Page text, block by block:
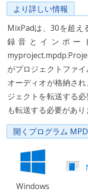
より詳しい情報
MixPadは、30を超え
録音とインポー
がプロジェクトファイ
オーディオが格納さ
ジェクトを転送する
も転送する必要があり
開くプログラム
Windows